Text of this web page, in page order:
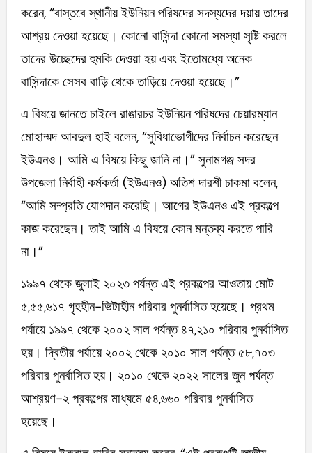
করেন, “বাস্তবে স্থানীয় ইউনিয়ন পরিষদের সদস্যদের দয়ায় তাদের
আশ্রয় দেওয়া হয়েছে। কোনো বাসিন্দা কোনো সমস্যা সৃষ্টি করলে
তাদের উচ্ছেদের হুমকি দেওয়া হয় এবং ইতোমধ্যে অনেক
বাসিন্দাকে সেসব বাড়ি থেকে তাড়িয়ে দেওয়া হয়েছে।”
এ বিষয়ে জানতে চাইলে রাঙারচর ইউনিয়ন পরিষদের চেয়ারম্যান
মোহাম্মদ আবদুল হাই বলেন, “সুবিধাভোগীদের নির্বাচন করেছেন
ইউএনও। আমি এ বিষয়ে কিছু জানি না।” সুনামগঞ্জ সদর
উপজেলা নির্বাহী কর্মকর্তা (ইউএনও) অতিশ দারশী চাকমা বলেন,
“আমি সম্প্রতি যোগদান করেছি। আগের ইউএনও এই প্রকল্পে
কাজ করেছেন। তাই আমি এ বিষয়ে কোন মন্তব্য করতে পারি
না।”
১৯৯৭ থেকে জুলাই ২০২৩ পর্যন্ত এই প্রকল্পের আওতায় মোট
৫,৫৫,৬১৭ গৃহহীন-ভিটাহীন পরিবার পুনর্বাসিত হয়েছে। প্রথম
পর্যায়ে ১৯৯৭ থেকে ২০০২ সাল পর্যন্ত ৪৭,২১০ পরিবার পুনর্বাসিত
হয়। দ্বিতীয় পর্যায়ে ২০০২ থেকে ২০১০ সাল পর্যন্ত ৫৮,৭০৩
পরিবার পুনর্বাসিত হয়। ২০১০ থেকে ২০২২ সালের জুন পর্যন্ত
আশ্রয়ণ-২ প্রকল্পের মাধ্যমে ৫৪,৬৬০ পরিবার পুনর্বাসিত
হয়েছে।